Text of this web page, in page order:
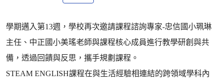
學期邁入第13週，學校再次邀請課程諮詢專家-忠信國小珮琳
主任、中正國小美瑤老師與課程核心成員進行教學研創與共
備，透過回饋與反思，攜手規劃課程。
STEAM ENGLISH課程在與生活經驗相連結的跨領域學科內